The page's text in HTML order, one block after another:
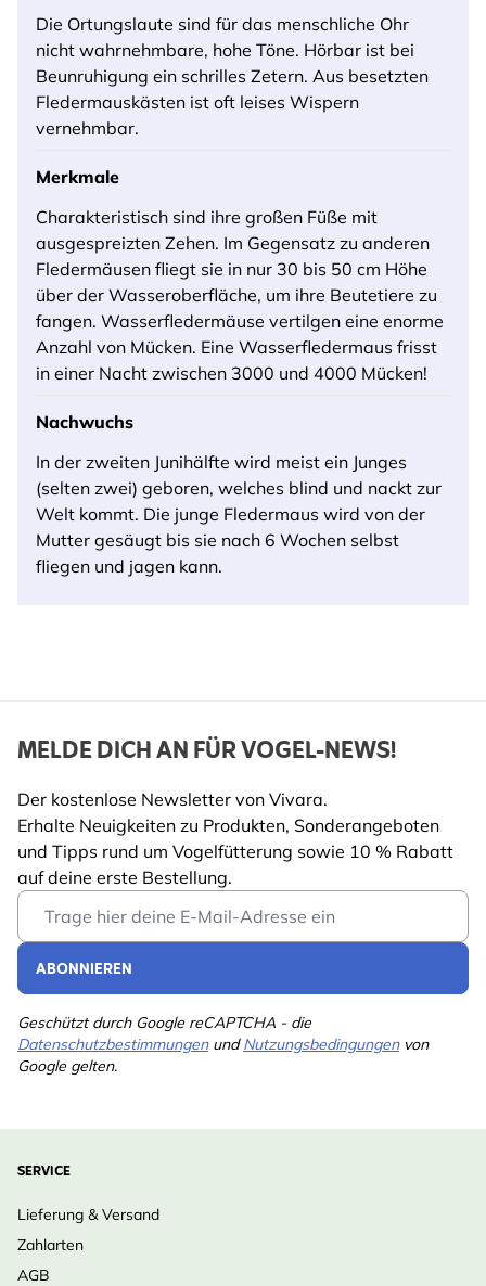
Die Ortungslaute sind für das menschliche Ohr
nicht wahrnehmbare, hohe Töne. Hörbar ist bei
Beunruhigung ein schrilles Zetern. Aus besetzten
Fledermauskästen ist oft leises Wispern
vernehmbar.
Merkmale
Charakteristisch sind ihre großen Füße mit
ausgespreizten Zehen. Im Gegensatz zu anderen
Fledermäusen fliegt sie in nur 30 bis 50 cm Höhe
über der Wasseroberfläche, um ihre Beutetiere zu
fangen. Wasserfledermäuse vertilgen eine enorme
Anzahl von Mücken. Eine Wasserfledermaus frisst
in einer Nacht zwischen 3000 und 4000 Mücken!
Nachwuchs
In der zweiten Junihälfte wird meist ein Junges
(selten zwei) geboren, welches blind und nackt zur
Welt kommt. Die junge Fledermaus wird von der
Mutter gesäugt bis sie nach 6 Wochen selbst
fliegen und jagen kann.
MELDE DICH AN FÜR VOGEL-NEWS!
Der kostenlose Newsletter von Vivara.
Erhalte Neuigkeiten zu Produkten, Sonderangeboten
und Tipps rund um Vogelfütterung sowie 10 % Rabatt
auf deine erste Bestellung.
Email Address
ABONNIEREN
Geschützt durch Google reCAPTCHA - die
DatenschutzbestimmungenundNutzungsbedingungenvon
Google gelten.
SERVICE
Lieferung & Versand
Zahlarten
AGB